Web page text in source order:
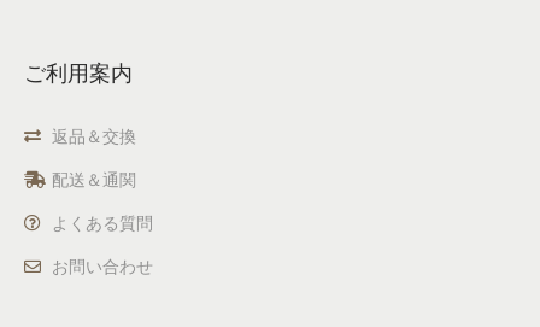
ご利用案内
返品＆交換
配送＆通関
よくある質問
お問い合わせ